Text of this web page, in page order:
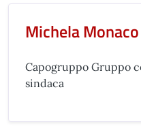
Michela Monaco
Capogruppo Gruppo
sindaca